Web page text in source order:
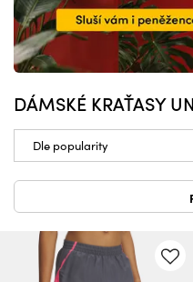
DÁMSKÉ KRAŤASY